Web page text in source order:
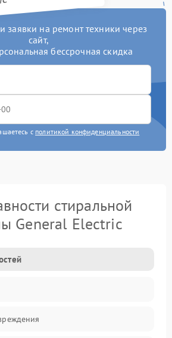
на ремонт техники через
сайт,
бессрочная скидка
с политикой конфиденциальности
стиральной
General Electric